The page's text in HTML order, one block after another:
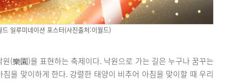
드 일루미네이션 포스터(사진출처:이월드)
원(樂園)을 표현하는 축제이다. 낙원으로 가는 길은 누구나 꿈꾸는
을 맞이하게 한다. 강렬한 태양이 비추어 아침을 맞이할 때 우리